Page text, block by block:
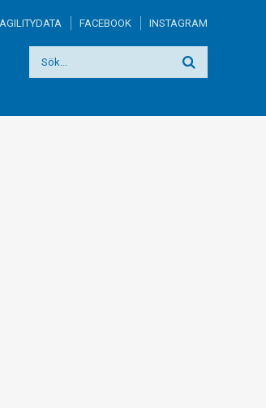
AGILITYDATA FACEBOOK INSTAGRAM